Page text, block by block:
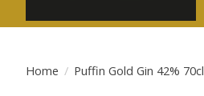
Home / Puffin Gold Gin 42% 70cl